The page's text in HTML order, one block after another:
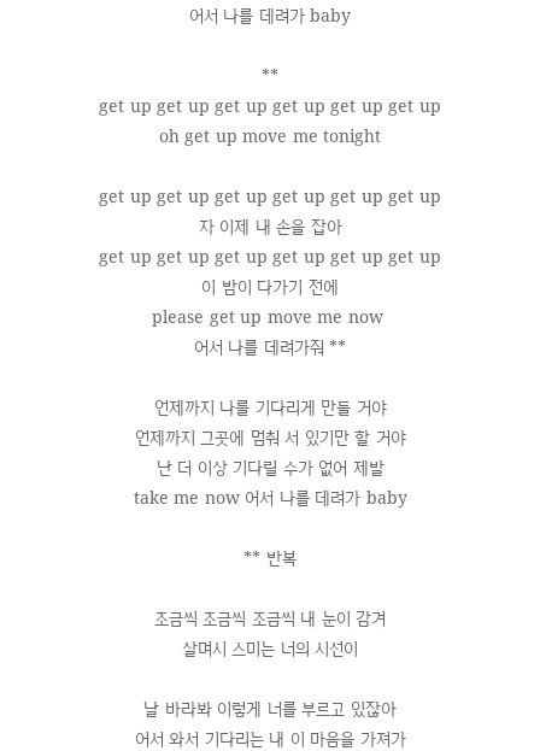
어서 나를 데려가 baby
**
get up get up get up get up get up get up
oh get up move me tonight
get up get up get up get up get up get up
자 이제 내 손을 잡아
get up get up get up get up get up get up
이 밤이 다가기 전에
please get up move me now
어서 나를 데려가줘 **
언제까지 나를 기다리게 만들 거야
언제까지 그곳에 멈춰 서 있기만 할 거야
난 더 이상 기다릴 수가 없어 제발
take me now 어서 나를 데려가 baby
** 반복
조금씩 조금씩 조금씩 내 눈이 감겨
살며시 스미는 너의 시선이
날 바라봐 이렇게 너를 부르고 있잖아
어서 와서 기다리는 내 이 마음을 가져가